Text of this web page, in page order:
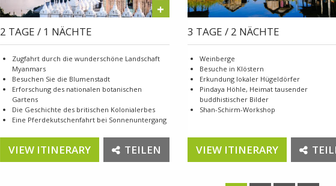
+
2 TAGE / 1 NÄCHTE
Zugfahrt durch die wunderschöne Landschaft
Myanmars
Besuchen Sie die Blumenstadt
Erforschung des nationalen botanischen
Gartens
Die Geschichte des britischen Kolonialerbes
Eine Pferdekutschenfahrt bei Sonnenuntergang
VIEW ITINERARY TEILEN
3 TAGE / 2 NÄCHTE
Weinberge
Besuche in Klöstern
Erkundung lokaler Hügeldörfer
Pindaya Höhle, Heimat tausender
buddhistischer Bilder
Shan-Schirm-Workshop
VIEW ITINERARY